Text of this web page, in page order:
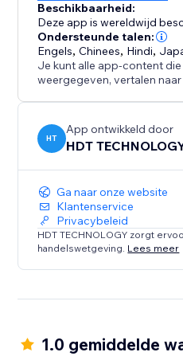
Beschikbaarheid:
Deze app is wereldwijd
Ondersteunde talen:
Engels,Chinees, Hindi,
Je kunt alle app-content
weergegeven, vertalen naar
HT
App ontwikkeld door
HDT
Ga naar onze website
Klantenservice
Privacybeleid
HDT TECHNOLOGY zorgt
handelswetgeving. Lees meer
1.0 gemiddelde